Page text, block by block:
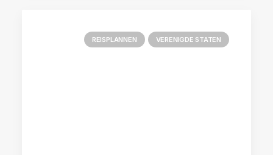
REISPLANNEN VERENIGDE STATEN